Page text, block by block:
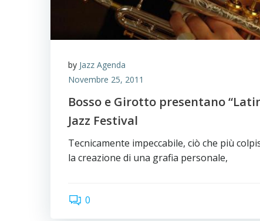
by Jazz Agenda
Novembre 25, 2011
Bosso e Girotto presentano
Jazz Festival
Tecnicamente impeccabile, ciò che più
la creazione di una grafia personale,
0